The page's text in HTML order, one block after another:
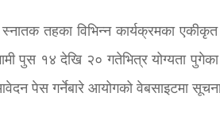
स्नातक तहका विभिन्न कार्यक्रमका
१४ देखि २० गतेभित्र योग्यता पुगेका
पेस गर्नेबारे आयोगको वेबसाइटमा सूचना